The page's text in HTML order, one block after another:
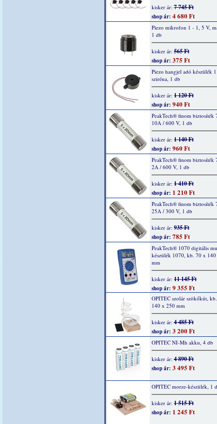
kisker ár: 7 745 Ft
shop ár: 4 680 Ft
Piezo mikrofon 1 - 1, 5 V,
1 db
kisker ár: 565 Ft
shop ár: 375 Ft
Piezo hangjel adó készülék
sziréna, 1 db
kisker ár: 1 120 Ft
shop ár: 940 Ft
PeakTech® finom biztosíték
10A / 600 V, 1 db
kisker ár: 1 140 Ft
shop ár: 960 Ft
PeakTech® finom biztosíték
2A / 600 V, 1 db
kisker ár: 1 410 Ft
shop ár: 1 210 Ft
PeakTech® finom biztosíték
25A / 300 V, 1 db
kisker ár: 935 Ft
shop ár: 785 Ft
PeakTech® 1070 digitális
készülék 1070, kb. 70 x
mm
kisker ár: 11 145 Ft
shop ár: 9 355 Ft
OPITEC szolár szökőkút,
140 x 250 mm
kisker ár: 4 485 Ft
shop ár: 3 200 Ft
OPITEC NI-Mh akku, 4 db
kisker ár: 4 890 Ft
shop ár: 3 495 Ft
OPITEC morze-készülék, 1
kisker ár: 1 515 Ft
shop ár: 1 245 Ft